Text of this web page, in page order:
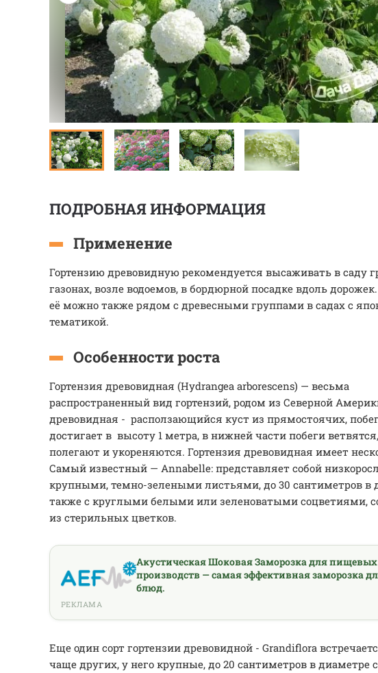
ПОДРОБНАЯ ИНФОРМАЦИЯ
Применение
Гортензию древовидную рекомендуется высаживать в саду
газонах, возле водоемов, в бордюрной посадке вдоль
её можно также рядом с древесными группами в садах с
тематикой.
Особенности роста
Гортензия древовидная (Hydrangea arborescens) — весьма
распространенный вид гортензий, родом из Северной
древовидная - расползающийся куст из прямостоячих,
достигает в высоту 1 метра, в нижней части побеги
полегают и укореняются. Гортензия древовидная имеет
Самый известный — Annabelle: представляет собой
крупными, темно-зелеными листьями, до 30 сантиметров в
также с круглыми белыми или зеленоватыми соцветиями,
из стерильных цветков.
Акустическая Шоковая Заморозка для пищевых
производств — самая эффективная заморозка
блюд.
РЕКЛАМА
Еще один сорт гортензии древовидной - Grandiflora
чаще других, у него крупные, до 20 сантиметров в диаметре